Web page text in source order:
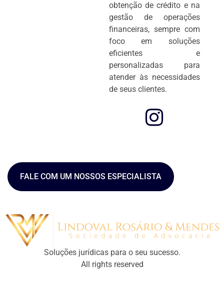
obtenção de crédito e na
gestão de operações
financeiras, sempre com
foco em soluções
eficientes e
personalizadas para
atender às necessidades
de seus clientes.
FALE COM UM NOSSOS ESPECIALISTA
Soluções jurídicas para o seu sucesso.
All rights reserved